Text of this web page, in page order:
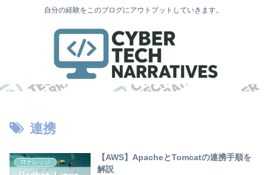
自分の経験をこのブログにアウトプットしていきます。
連携
ITナレッジ
【AWS】ApacheとTomcatの連携手順を
解説